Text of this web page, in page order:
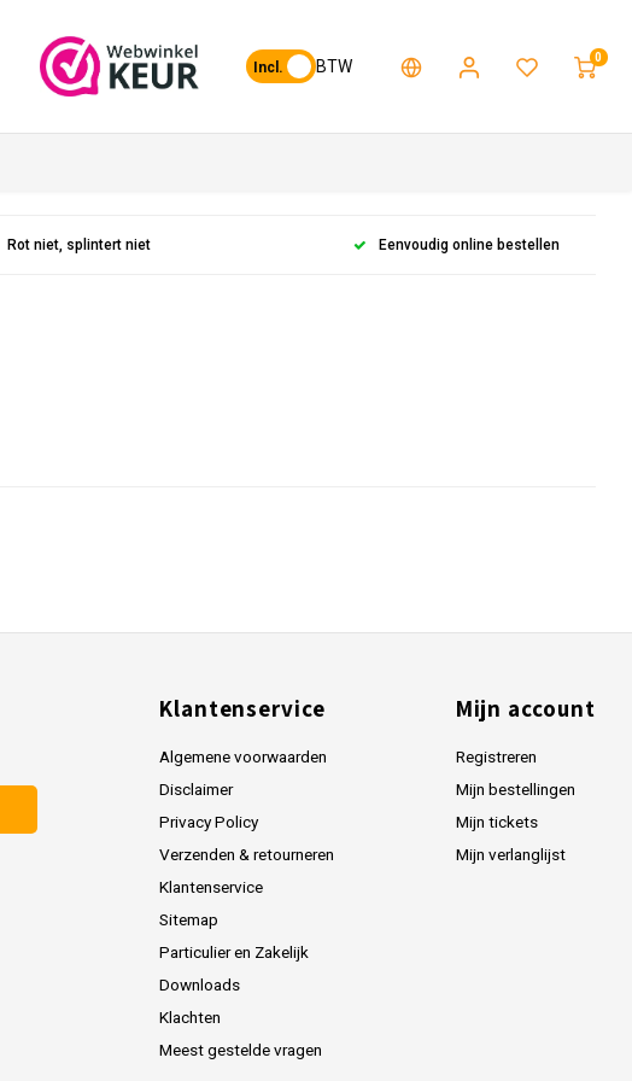
Incl. BTW 0
Rot niet, splintert niet Eenvoudig online bestellen
Klantenservice
Algemene voorwaarden
Disclaimer
Privacy Policy
Verzenden & retourneren
Klantenservice
Sitemap
Particulier en Zakelijk
Downloads
Klachten
Meest gestelde vragen
Mijn account
Registreren
Mijn bestellingen
Mijn tickets
Mijn verlanglijst